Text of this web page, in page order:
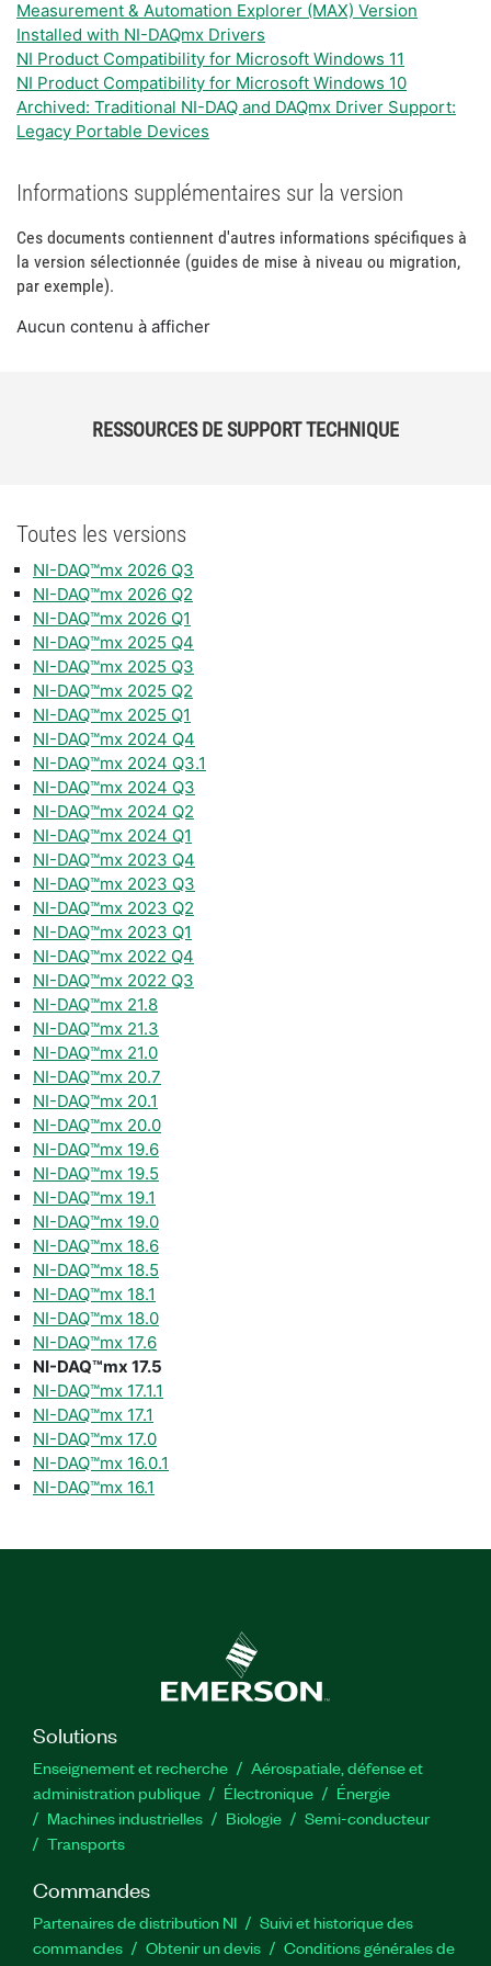
Measurement & Automation Explorer (MAX) Version
Installed with NI-DAQmx Drivers
NI Product Compatibility for Microsoft Windows 11
NI Product Compatibility for Microsoft Windows 10
Archived: Traditional NI-DAQ and DAQmx Driver Support:
Legacy Portable Devices
Informations supplémentaires sur la version
Ces documents contiennent d'autres informations spécifiques à
la version sélectionnée (guides de mise à niveau ou migration,
par exemple).
Aucun contenu à afficher
RESSOURCES DE SUPPORT TECHNIQUE
Toutes les versions
NI-DAQ™mx 2026 Q3
NI-DAQ™mx 2026 Q2
NI-DAQ™mx 2026 Q1
NI-DAQ™mx 2025 Q4
NI-DAQ™mx 2025 Q3
NI-DAQ™mx 2025 Q2
NI-DAQ™mx 2025 Q1
NI-DAQ™mx 2024 Q4
NI-DAQ™mx 2024 Q3.1
NI-DAQ™mx 2024 Q3
NI-DAQ™mx 2024 Q2
NI-DAQ™mx 2024 Q1
NI-DAQ™mx 2023 Q4
NI-DAQ™mx 2023 Q3
NI-DAQ™mx 2023 Q2
NI-DAQ™mx 2023 Q1
NI-DAQ™mx 2022 Q4
NI-DAQ™mx 2022 Q3
NI-DAQ™mx 21.8
NI-DAQ™mx 21.3
NI-DAQ™mx 21.0
NI-DAQ™mx 20.7
NI-DAQ™mx 20.1
NI-DAQ™mx 20.0
NI-DAQ™mx 19.6
NI-DAQ™mx 19.5
NI-DAQ™mx 19.1
NI-DAQ™mx 19.0
NI-DAQ™mx 18.6
NI-DAQ™mx 18.5
NI-DAQ™mx 18.1
NI-DAQ™mx 18.0
NI-DAQ™mx 17.6
NI-DAQ™mx 17.5
NI-DAQ™mx 17.1.1
NI-DAQ™mx 17.1
NI-DAQ™mx 17.0
NI-DAQ™mx 16.0.1
NI-DAQ™mx 16.1
Solutions
Enseignement et recherche
Aérospatiale, défense et
administration publique
Électronique
Énergie​
Machines industrielles
Biologie
Semi-conducteur
Transports
Commandes
Partenaires de distribution NI
Suivi et historique des
commandes
Obtenir un devis
Conditions générales de